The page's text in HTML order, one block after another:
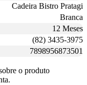
Cadeira Bistro Pratagi
Branca
12 Meses
(82) 3435-3975
7898956873501
o produto